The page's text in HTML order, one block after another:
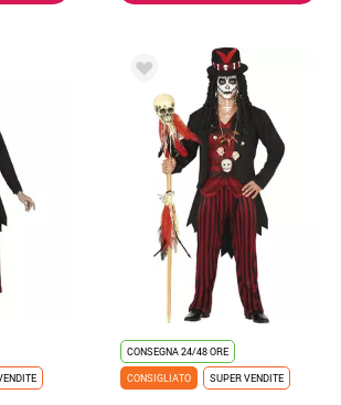
CONSEGNA 24/48 ORE
CONSIGLIATO
SUPER VENDITE